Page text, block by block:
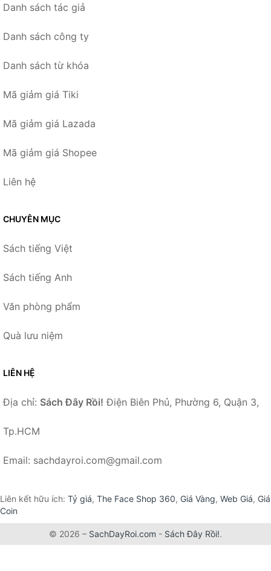
Danh sách tác giả
Danh sách công ty
Danh sách từ khóa
Mã giảm giá Tiki
Mã giảm giá Lazada
Mã giảm giá Shopee
Liên hệ
CHUYÊN MỤC
Sách tiếng Việt
Sách tiếng Anh
Văn phòng phẩm
Quà lưu niệm
LIÊN HỆ
Địa chỉ: Sách Đây Rồi! Điện Biên Phủ, Phường 6, Quận 3,
Tp.HCM
Email: sachdayroi.com@gmail.com
Liên kết hữu ích: Tỷ giá, The Face Shop 360, Giá Vàng, Web Giá, Giá
Coin
© 2026 – SachDayRoi.com - Sách Đây Rồi!.